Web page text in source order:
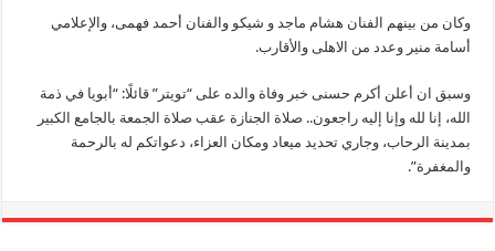
وكان من بينهم الفنان هشام ماجد و شيكو والفنان أحمد فهمى، والإعلامي
أسامة منير وعدد من الاهلى والأقارب.
وسبق ان أعلن أكرم حسنى خبر وفاة والده على “تويتر” قائلًا: “أبويا في ذمة
الله، إنا لله وإنا إليه راجعون.. صلاة الجنازة عقب صلاة الجمعة بالجامع الكبير
بمدينة الرحاب، وجاري تحديد ميعاد ومكان العزاء، دعواتكم له بالرحمة
والمغفرة”.